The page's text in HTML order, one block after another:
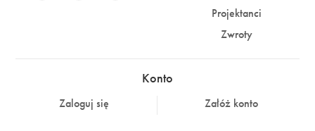
Projektanci
Zwroty
Konto
Zaloguj się Załóż konto